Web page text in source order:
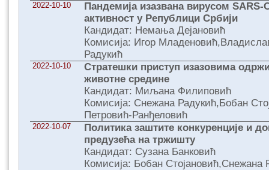
2022-10-10
Пандемија изазвана вирусом SARS-
активност у Републици Србији
Кандидат: Немања Дејановић
Комисија: Игор
Радукић
2022-10-10
Стратешки приступ изазовима
животне средине
Кандидат: Миљана Филиповић
Комисија: Снежана Радукић,Бобан
Петровић-Ранђеловић
2022-10-07
Политика заштите конкуренције и
предузећа на тржишту
Кандидат: Сузана Банковић
Комисија: Бобан Стојановић,Снежана